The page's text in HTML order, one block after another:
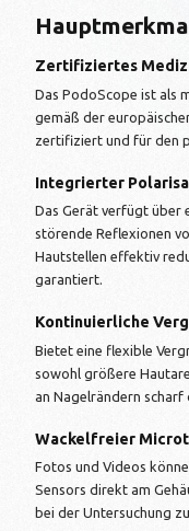
Zertifiziertes
Das PodoScope ist als
gemäß der
zertifiziert und für den
Integrierter
Das Gerät verfügt über
störende Reflexionen
Hautstellen effektiv
garantiert.
Kontinuierliche
Bietet eine flexible
sowohl größere
an Nagelrändern scharf
Wackelfreier
Fotos und Videos
Sensors direkt am
bei der Untersuchung